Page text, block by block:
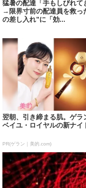
猛暑の配達「手もしびれて
→限界寸前の配達員を救っ
の差し入れ”に「効...
翌朝、引き締まる肌。ゲラ
ベイユ・ロイヤルの新ナイ
PR(ゲラン｜美的.com)